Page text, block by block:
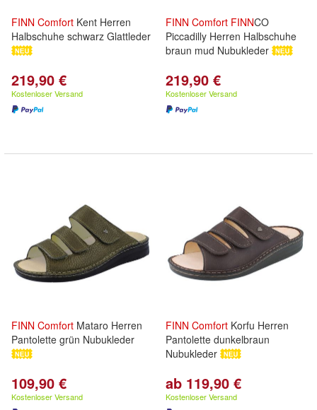
FINN Comfort Kent Herren
Halbschuhe schwarz Glattleder
219,90 €
Kostenloser Versand
FINN Comfort FINNCO
Piccadilly Herren Halbschuhe
braun mud Nubukleder
219,90 €
Kostenloser Versand
FINN Comfort Mataro Herren
Pantolette grün Nubukleder
109,90 €
Kostenloser Versand
FINN Comfort Korfu Herren
Pantolette dunkelbraun
Nubukleder
ab 119,90 €
Kostenloser Versand